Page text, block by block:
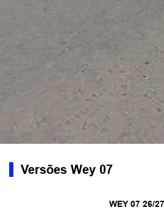
Versões Wey 07
WEY 07 26/27